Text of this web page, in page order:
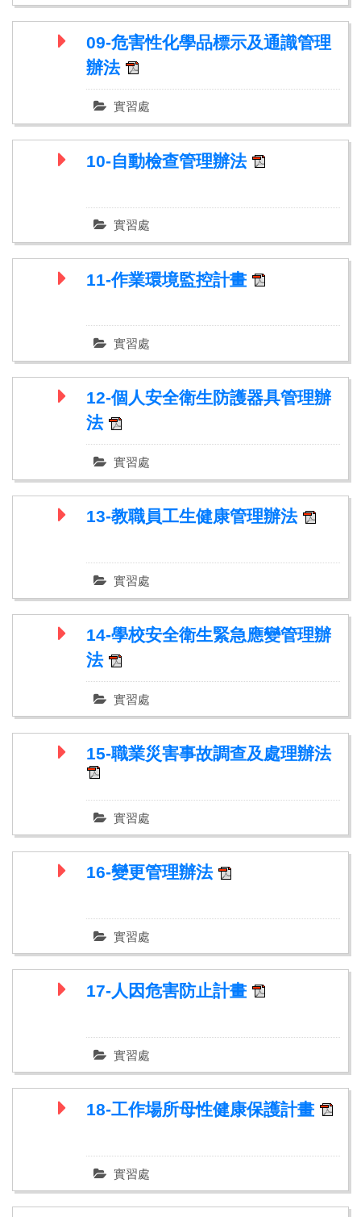
09-危害性化學品標示及通識管理
辦法
實習處
10-自動檢查管理辦法
實習處
11-作業環境監控計畫
實習處
12-個人安全衛生防護器具管理辦
法
實習處
13-教職員工生健康管理辦法
實習處
14-學校安全衛生緊急應變管理辦
法
實習處
15-職業災害事故調查及處理辦法
實習處
16-變更管理辦法
實習處
17-人因危害防止計畫
實習處
18-工作場所母性健康保護計畫
實習處